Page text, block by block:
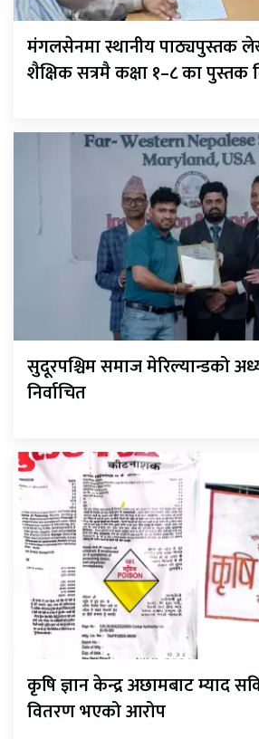
मंगलसेनमा स्थानीय पाठ्यपुस्तक
शैक्षिक सत्रमै कक्षा १–८ का पुस्तक
सुदूरपश्चिम समाज मेरिल्यान्डको
निर्वाचित
कृषि ज्ञान केन्द्र अछामबाट म्याद
वितरण भएको आरोप